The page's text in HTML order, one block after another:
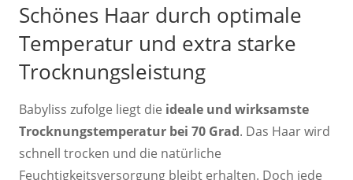
Schönes Haar durch optimale
Temperatur und extra starke
Trocknungsleistung
Babyliss zufolge liegt die ideale und wirksamste
Trocknungstemperatur bei 70 Grad. Das Haar wird
schnell trocken und die natürliche
Feuchtigkeitsversorgung bleibt erhalten. Doch jede